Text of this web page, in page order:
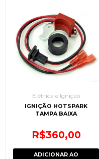
Elétrica e Ignição
IGNIÇÃO HOTSPARK
TAMPA BAIXA
R$360,00
ADICIONAR AO